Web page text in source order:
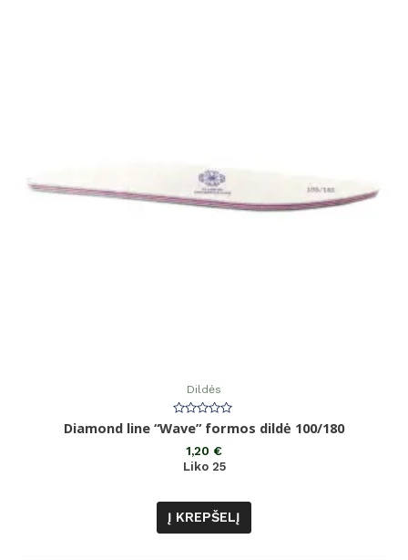
Dildės
Įvertinimas:
0
Diamond line “Wave” formos dildė 100/180
1,20 €
Liko 25
Į KREPŠELĮ